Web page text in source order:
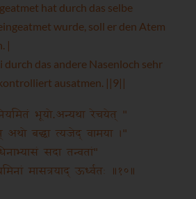
hat durch das selbe
wurde, soll er den Atem
|
durch das andere Nasenloch sehr
ausatmen. ||9||
भूयो.अन्यथा रेचयेत् "
अथो बद्ध्वा त्यजेद् वामया ।"
सदा तन्वतां"
मासत्रयाद् ऊर्ध्वतः ॥१०॥